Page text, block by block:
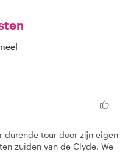
durende tour door zijn eigen
zuiden van de Clyde. We